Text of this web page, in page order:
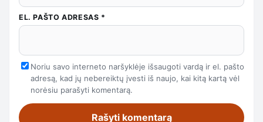
EL. PAŠTO ADRESAS *
Noriu savo interneto naršyklėje išsaugoti vardą ir el. pašto
adresą, kad jų nebereiktų įvesti iš naujo, kai kitą kartą vėl
norėsiu parašyti komentarą.